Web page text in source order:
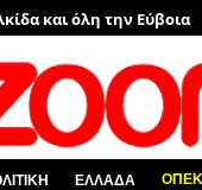
Ελλάδα
ΕΛΛΑΔΑ